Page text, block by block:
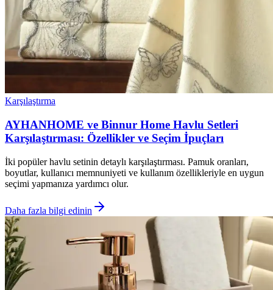
Karşılaştırma
AYHANHOME ve Binnur Home Havlu Setleri
Karşılaştırması: Özellikler ve Seçim İpuçları
İki popüler havlu setinin detaylı karşılaştırması. Pamuk oranları,
boyutlar, kullanıcı memnuniyeti ve kullanım özellikleriyle en uygun
seçimi yapmanıza yardımcı olur.
Daha fazla bilgi edinin